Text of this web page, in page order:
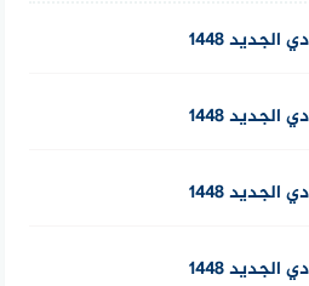
1448
1448
1448
1448